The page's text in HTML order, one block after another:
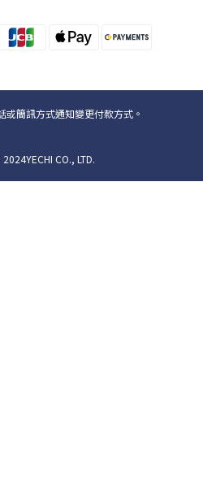
或簡訊方式通知變更付款方式。
CO., LTD.